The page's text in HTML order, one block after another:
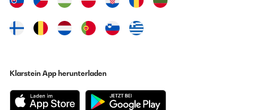
Klarstein App herunterladen